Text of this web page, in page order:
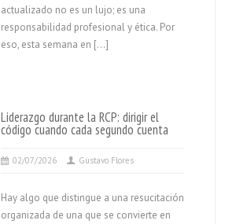
actualizado no es un lujo; es una
responsabilidad profesional y ética. Por
eso, esta semana en […]
Liderazgo durante la RCP: dirigir el
código cuando cada segundo cuenta
02/07/2026 Gustavo Flores
Hay algo que distingue a una resucitación
organizada de una que se convierte en